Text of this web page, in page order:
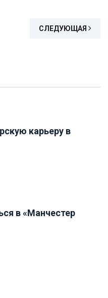
СЛЕДУЮЩАЯ
карьеру в
в «Манчестер